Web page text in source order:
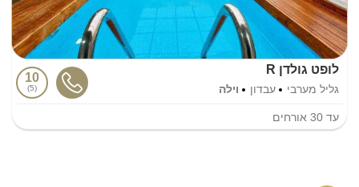
לופט גולדן R
גליל מערבי עבדון וילה
10
5
עד 30 אורחים